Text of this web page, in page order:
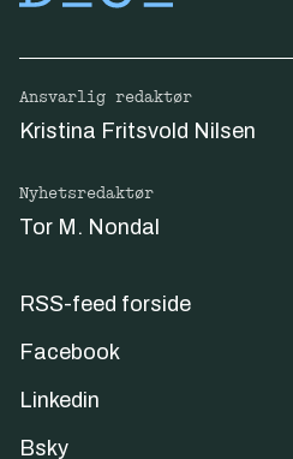
Ansvarlig redaktør
Kristina Fritsvold Nilsen
Nyhetsredaktør
Tor M. Nondal
RSS-feed forside
Facebook
Linkedin
Bsky